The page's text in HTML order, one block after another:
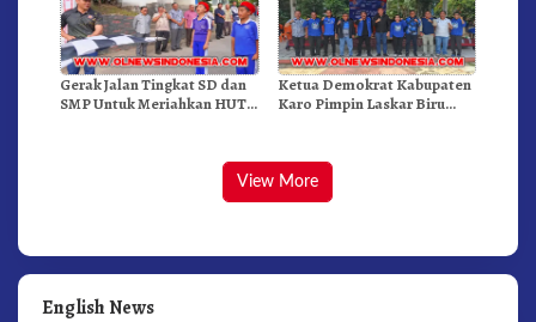
Gerak Jalan Tingkat SD dan
SMP Untuk Meriahkan HUT
Ketua Demokrat Kabupaten
Karo Pimpin Laskar Biru
View More
English News